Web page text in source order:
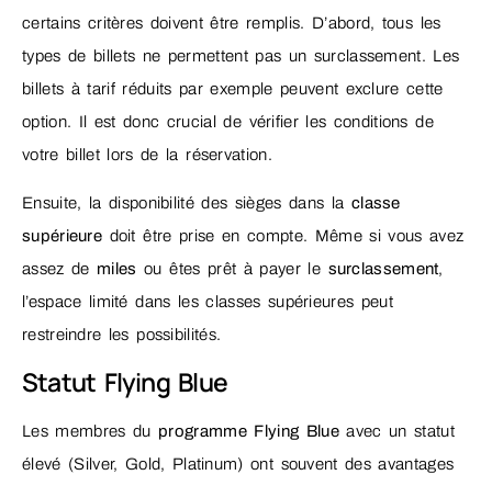
certains critères doivent être remplis. D’abord, tous les
types de billets ne permettent pas un surclassement. Les
billets à tarif réduits par exemple peuvent exclure cette
option. Il est donc crucial de vérifier les conditions de
votre billet lors de la réservation.
Ensuite, la disponibilité des sièges dans la classe
supérieure doit être prise en compte. Même si vous avez
assez de miles ou êtes prêt à payer le surclassement,
l’espace limité dans les classes supérieures peut
restreindre les possibilités.
Statut Flying Blue
Les membres du programme Flying Blueavec un statut
élevé (Silver, Gold, Platinum) ont souvent des avantages